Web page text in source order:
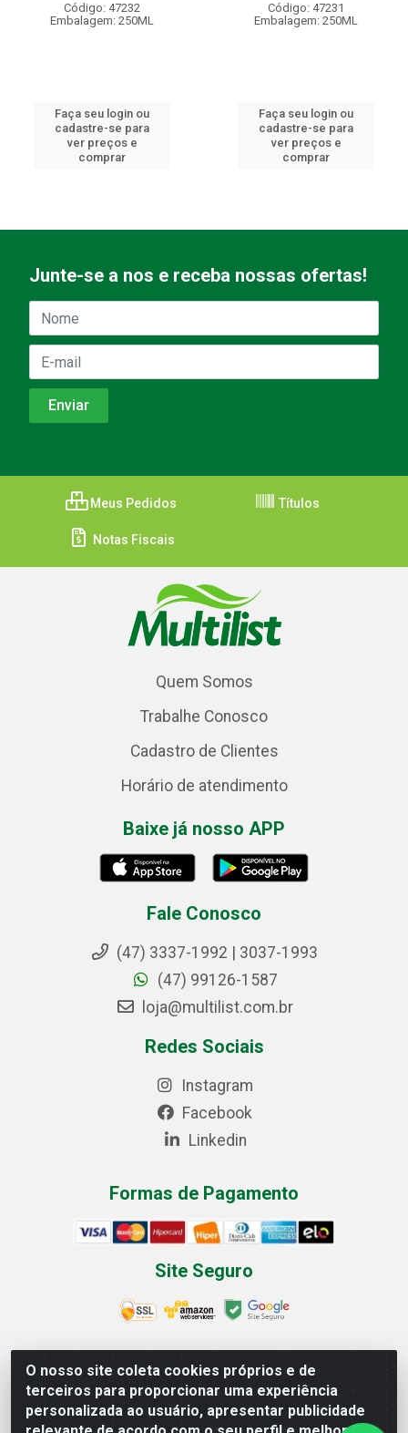
Código: 47232
Embalagem: 250ML
Faça seu login ou
cadastre-se para
ver preços e
comprar
Código: 47231
Embalagem: 250ML
Faça seu login ou
cadastre-se para
ver preços e
comprar
O nosso site coleta cookies próprios e de
terceiros para proporcionar uma experiência
personalizada ao usuário, apresentar publicidade
Junte-se a nos e receba nossas ofertas!
Meus Pedidos Títulos
Notas Fiscais
Quem Somos
Trabalhe Conosco
Cadastro de Clientes
Horário de atendimento
Baixe já nosso APP
Fale Conosco
(47) 3337-1992 | 3037-1993
(47) 99126-1587
loja@multilist.com.br
Redes Sociais
Instagram
Facebook
Linkedin
Formas de Pagamento
Site Seguro
Multilist Distribuidora de Cosméticos LTDA - Rua
Anfilóquio Nunes Pires, 4785 - Bela Vista, Gaspar/SC -
CEP 89.111-081 - CNPJ 07.597.795/0001-06